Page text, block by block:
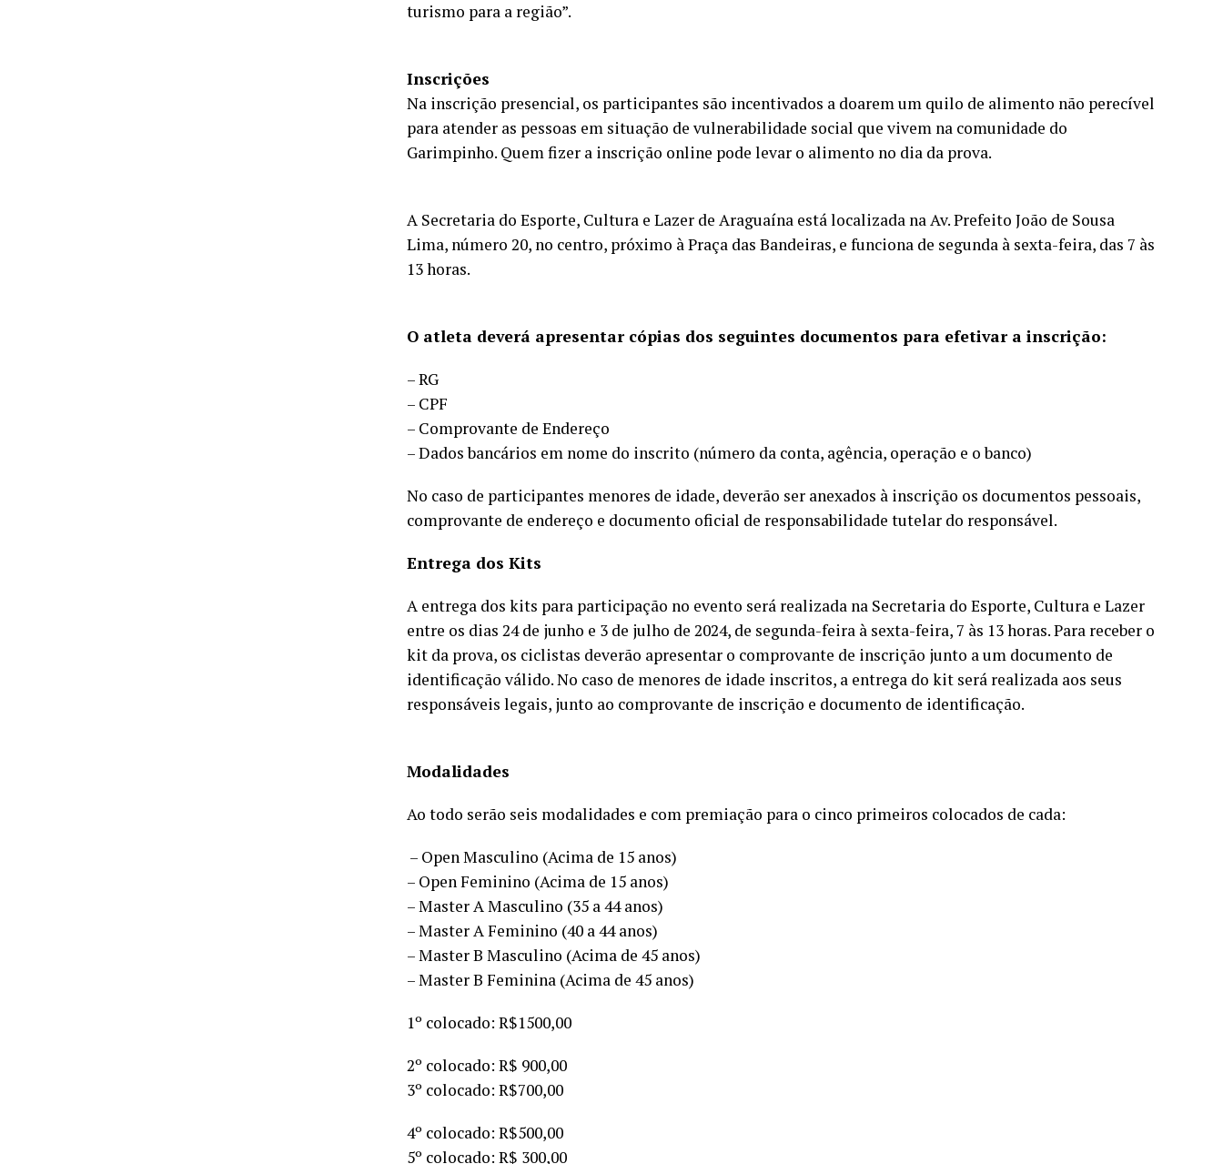
turismo para a região”.
Inscrições
Na inscrição presencial, os participantes são incentivados a doarem um quilo de alimento não perecível
para atender as pessoas em situação de vulnerabilidade social que vivem na comunidade do
Garimpinho. Quem fizer a inscrição online pode levar o alimento no dia da prova.
A Secretaria do Esporte, Cultura e Lazer de Araguaína está localizada na Av. Prefeito João de Sousa
Lima, número 20, no centro, próximo à Praça das Bandeiras, e funciona de segunda à sexta-feira, das 7 às
13 horas.
O atleta deverá apresentar cópias dos seguintes documentos para efetivar a inscrição:
– RG
– CPF
– Comprovante de Endereço
– Dados bancários em nome do inscrito (número da conta, agência, operação e o banco)
No caso de participantes menores de idade, deverão ser anexados à inscrição os documentos pessoais,
comprovante de endereço e documento oficial de responsabilidade tutelar do responsável.
Entrega dos Kits
A entrega dos kits para participação no evento será realizada na Secretaria do Esporte, Cultura e Lazer
entre os dias 24 de junho e 3 de julho de 2024, de segunda-feira à sexta-feira, 7 às 13 horas. Para receber o
kit da prova, os ciclistas deverão apresentar o comprovante de inscrição junto a um documento de
identificação válido. No caso de menores de idade inscritos, a entrega do kit será realizada aos seus
responsáveis legais, junto ao comprovante de inscrição e documento de identificação.
Modalidades
Ao todo serão seis modalidades e com premiação para o cinco primeiros colocados de cada:
– Open Masculino (Acima de 15 anos)
– Open Feminino (Acima de 15 anos)
– Master A Masculino (35 a 44 anos)
– Master A Feminino (40 a 44 anos)
– Master B Masculino (Acima de 45 anos)
– Master B Feminina (Acima de 45 anos)
1º colocado: R$1500,00
2º colocado: R$ 900,00
3º colocado: R$700,00
4º colocado: R$500,00
5º colocado: R$ 300,00